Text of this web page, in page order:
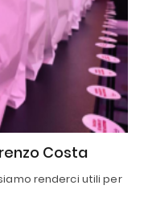
Costa
renderci utili per